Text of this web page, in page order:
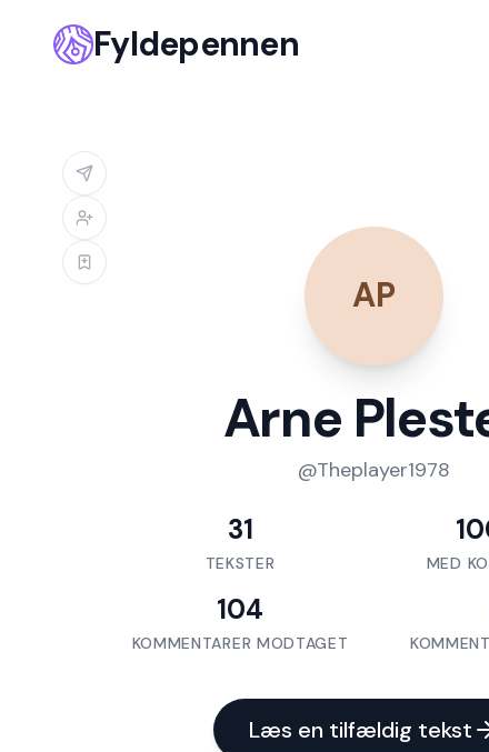
Fyldepennen
AP
Arne
@Theplayer1978
31
TEKSTER MED
104
KOMMENTARER MODTAGET
Læs en tilfældig tekst